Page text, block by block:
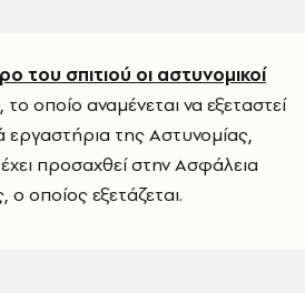
του σπιτιού οι αστυνομικοί
, το οποίο αναμένεται να εξεταστεί
εργαστήρια της Αστυνομίας,
προσαχθεί στην Ασφάλεια
ο οποίος εξετάζεται.